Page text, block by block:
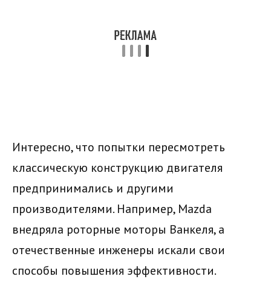
Интересно, что попытки пересмотреть
классическую конструкцию двигателя
предпринимались и другими
производителями. Например, Mazda
внедряла роторные моторы Ванкеля, а
отечественные инженеры искали свои
способы повышения эффективности.